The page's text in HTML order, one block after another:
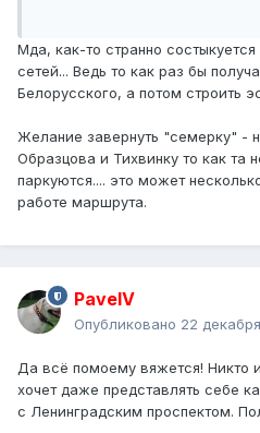
Мда, как-то странно
сетей... Ведь то как раз бы
Белорусского, а потом строить
Желание завернуть "семерку" -
Образцова и Тихвинку то как та
паркуются.... это может
работе маршрута.
PavelV
Опубликовано 22
Да всё помоему вяжется! Никто
хочет даже представлять себе
с Ленинградским проспектом.